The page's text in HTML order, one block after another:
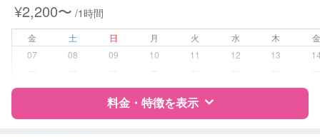
子育て経験
対応可否は個別に相談
¥2,200〜 /1時間
金 土 日 月 火 水 木
07
08 09 10 11 12 13
料金・特徴を表示